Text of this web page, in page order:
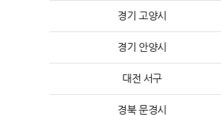
경기 고양시
경기 안양시
대전 서구
경북 문경시